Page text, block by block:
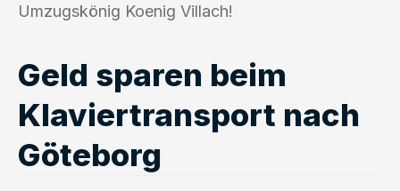
Umzugskönig Koenig Villach!
Geld sparen beim
Klaviertransport nach
Göteborg